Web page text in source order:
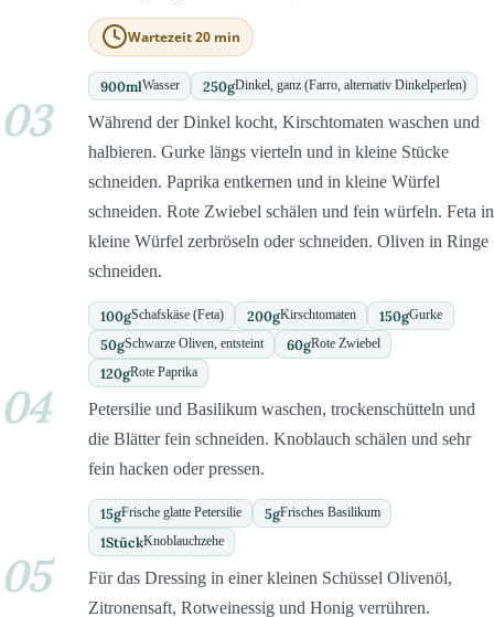
Wartezeit 20 min
900mlWasser 250gDinkel, ganz (Farro, alternativ Dinkelperlen)
03
Während der Dinkel kocht, Kirschtomaten waschen und
halbieren. Gurke längs vierteln und in kleine Stücke
schneiden. Paprika entkernen und in kleine Würfel
schneiden. Rote Zwiebel schälen und fein würfeln. Feta in
kleine Würfel zerbröseln oder schneiden. Oliven in Ringe
schneiden.
100gSchafskäse (Feta) 200gKirschtomaten 150gGurke
50gSchwarze Oliven, entsteint 60gRote Zwiebel
120gRote Paprika
04
Petersilie und Basilikum waschen, trockenschütteln und
die Blätter fein schneiden. Knoblauch schälen und sehr
fein hacken oder pressen.
15gFrische glatte Petersilie 5gFrisches Basilikum
1StückKnoblauchzehe
05
Für das Dressing in einer kleinen Schüssel Olivenöl,
Zitronensaft, Rotweinessig und Honig verrühren.